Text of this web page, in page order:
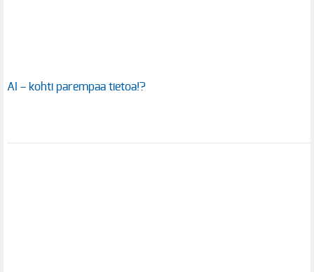
AI – kohti parempaa tietoa!?